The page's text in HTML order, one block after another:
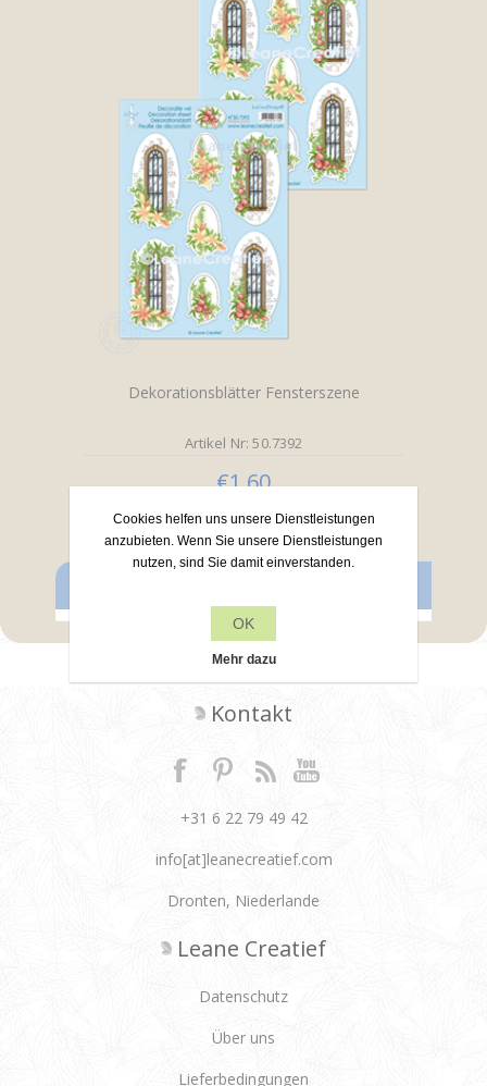
Dekorationsblätter Fensterszene
Artikel Nr: 50.7392
€1,60
Kontakt
+31 6 22 79 49 42
info[at]leanecreatief.com
Dronten, Niederlande
Leane Creatief
Datenschutz
Über uns
Lieferbedingungen
Cookies helfen uns unsere Dienstleistungen
anzubieten. Wenn Sie unsere Dienstleistungen
nutzen, sind Sie damit einverstanden.
OK
Mehr dazu